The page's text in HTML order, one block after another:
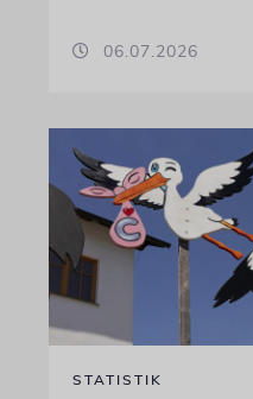
06.07.2026
STATISTIK